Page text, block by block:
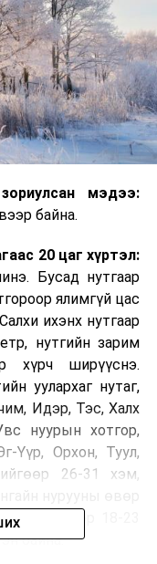
мэдээ:
байна.
20 цаг хүртэл:
Бусад нутгаар
ялимгүй цас
ихэнх нутгаар
нутгийн зарим
хүрч ширүүснэ.
уулархаг нутаг,
Идэр, Тэс, Халх
нуурын хотгор,
Үүр, Орхон, Туул,
26-31 хэм,
хэсгээр 18-23
байна.